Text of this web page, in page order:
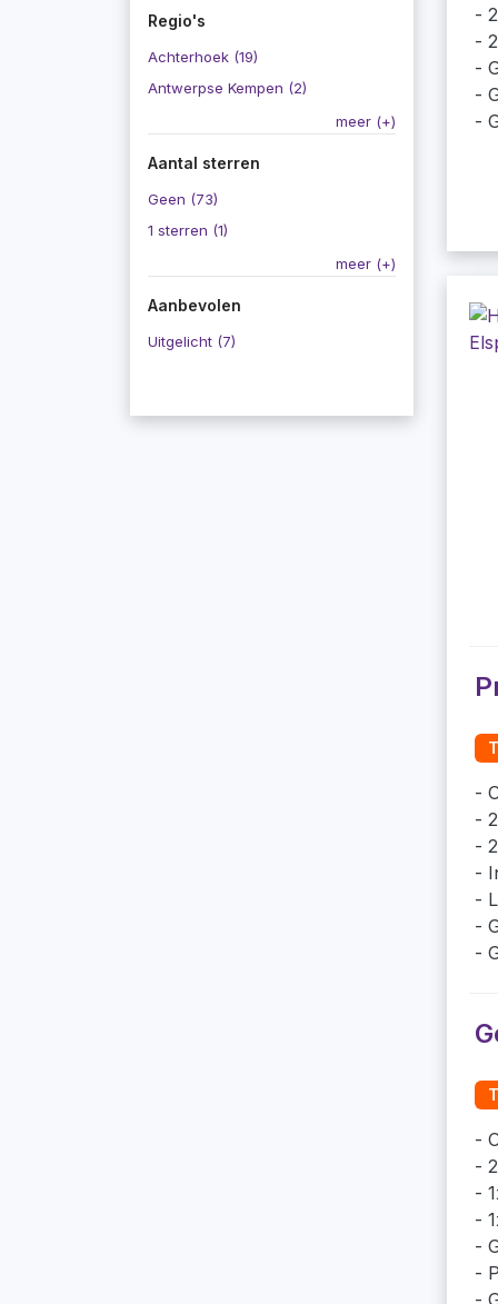
Regio's
Achterhoek (19)
Antwerpse Kempen (2)
meer (+)
Aantal sterren
Geen (73)
1 sterren (1)
meer (+)
Aanbevolen
Uitgelicht (7)